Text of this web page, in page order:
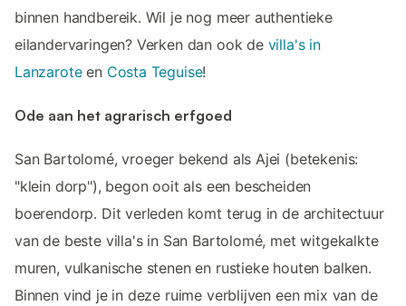
binnen handbereik. Wil je nog meer authentieke
eilandervaringen? Verken dan ook de villa's in
Lanzaroteen Costa Teguise!
Ode aan het agrarisch erfgoed
San Bartolomé, vroeger bekend als Ajei (betekenis:
"klein dorp"), begon ooit als een bescheiden
boerendorp. Dit verleden komt terug in de architectuur
van de beste villa's in San Bartolomé, met witgekalkte
muren, vulkanische stenen en rustieke houten balken.
Binnen vind je in deze ruime verblijven een mix van de